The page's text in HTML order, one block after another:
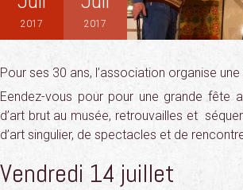
2017 2017
Pour ses 30 ans, l’association organise
Eendez-vous pour pour une grande fête
d’art brut au musée, retrouvailles et
d’art singulier, de spectacles et de
Vendredi 14 juillet